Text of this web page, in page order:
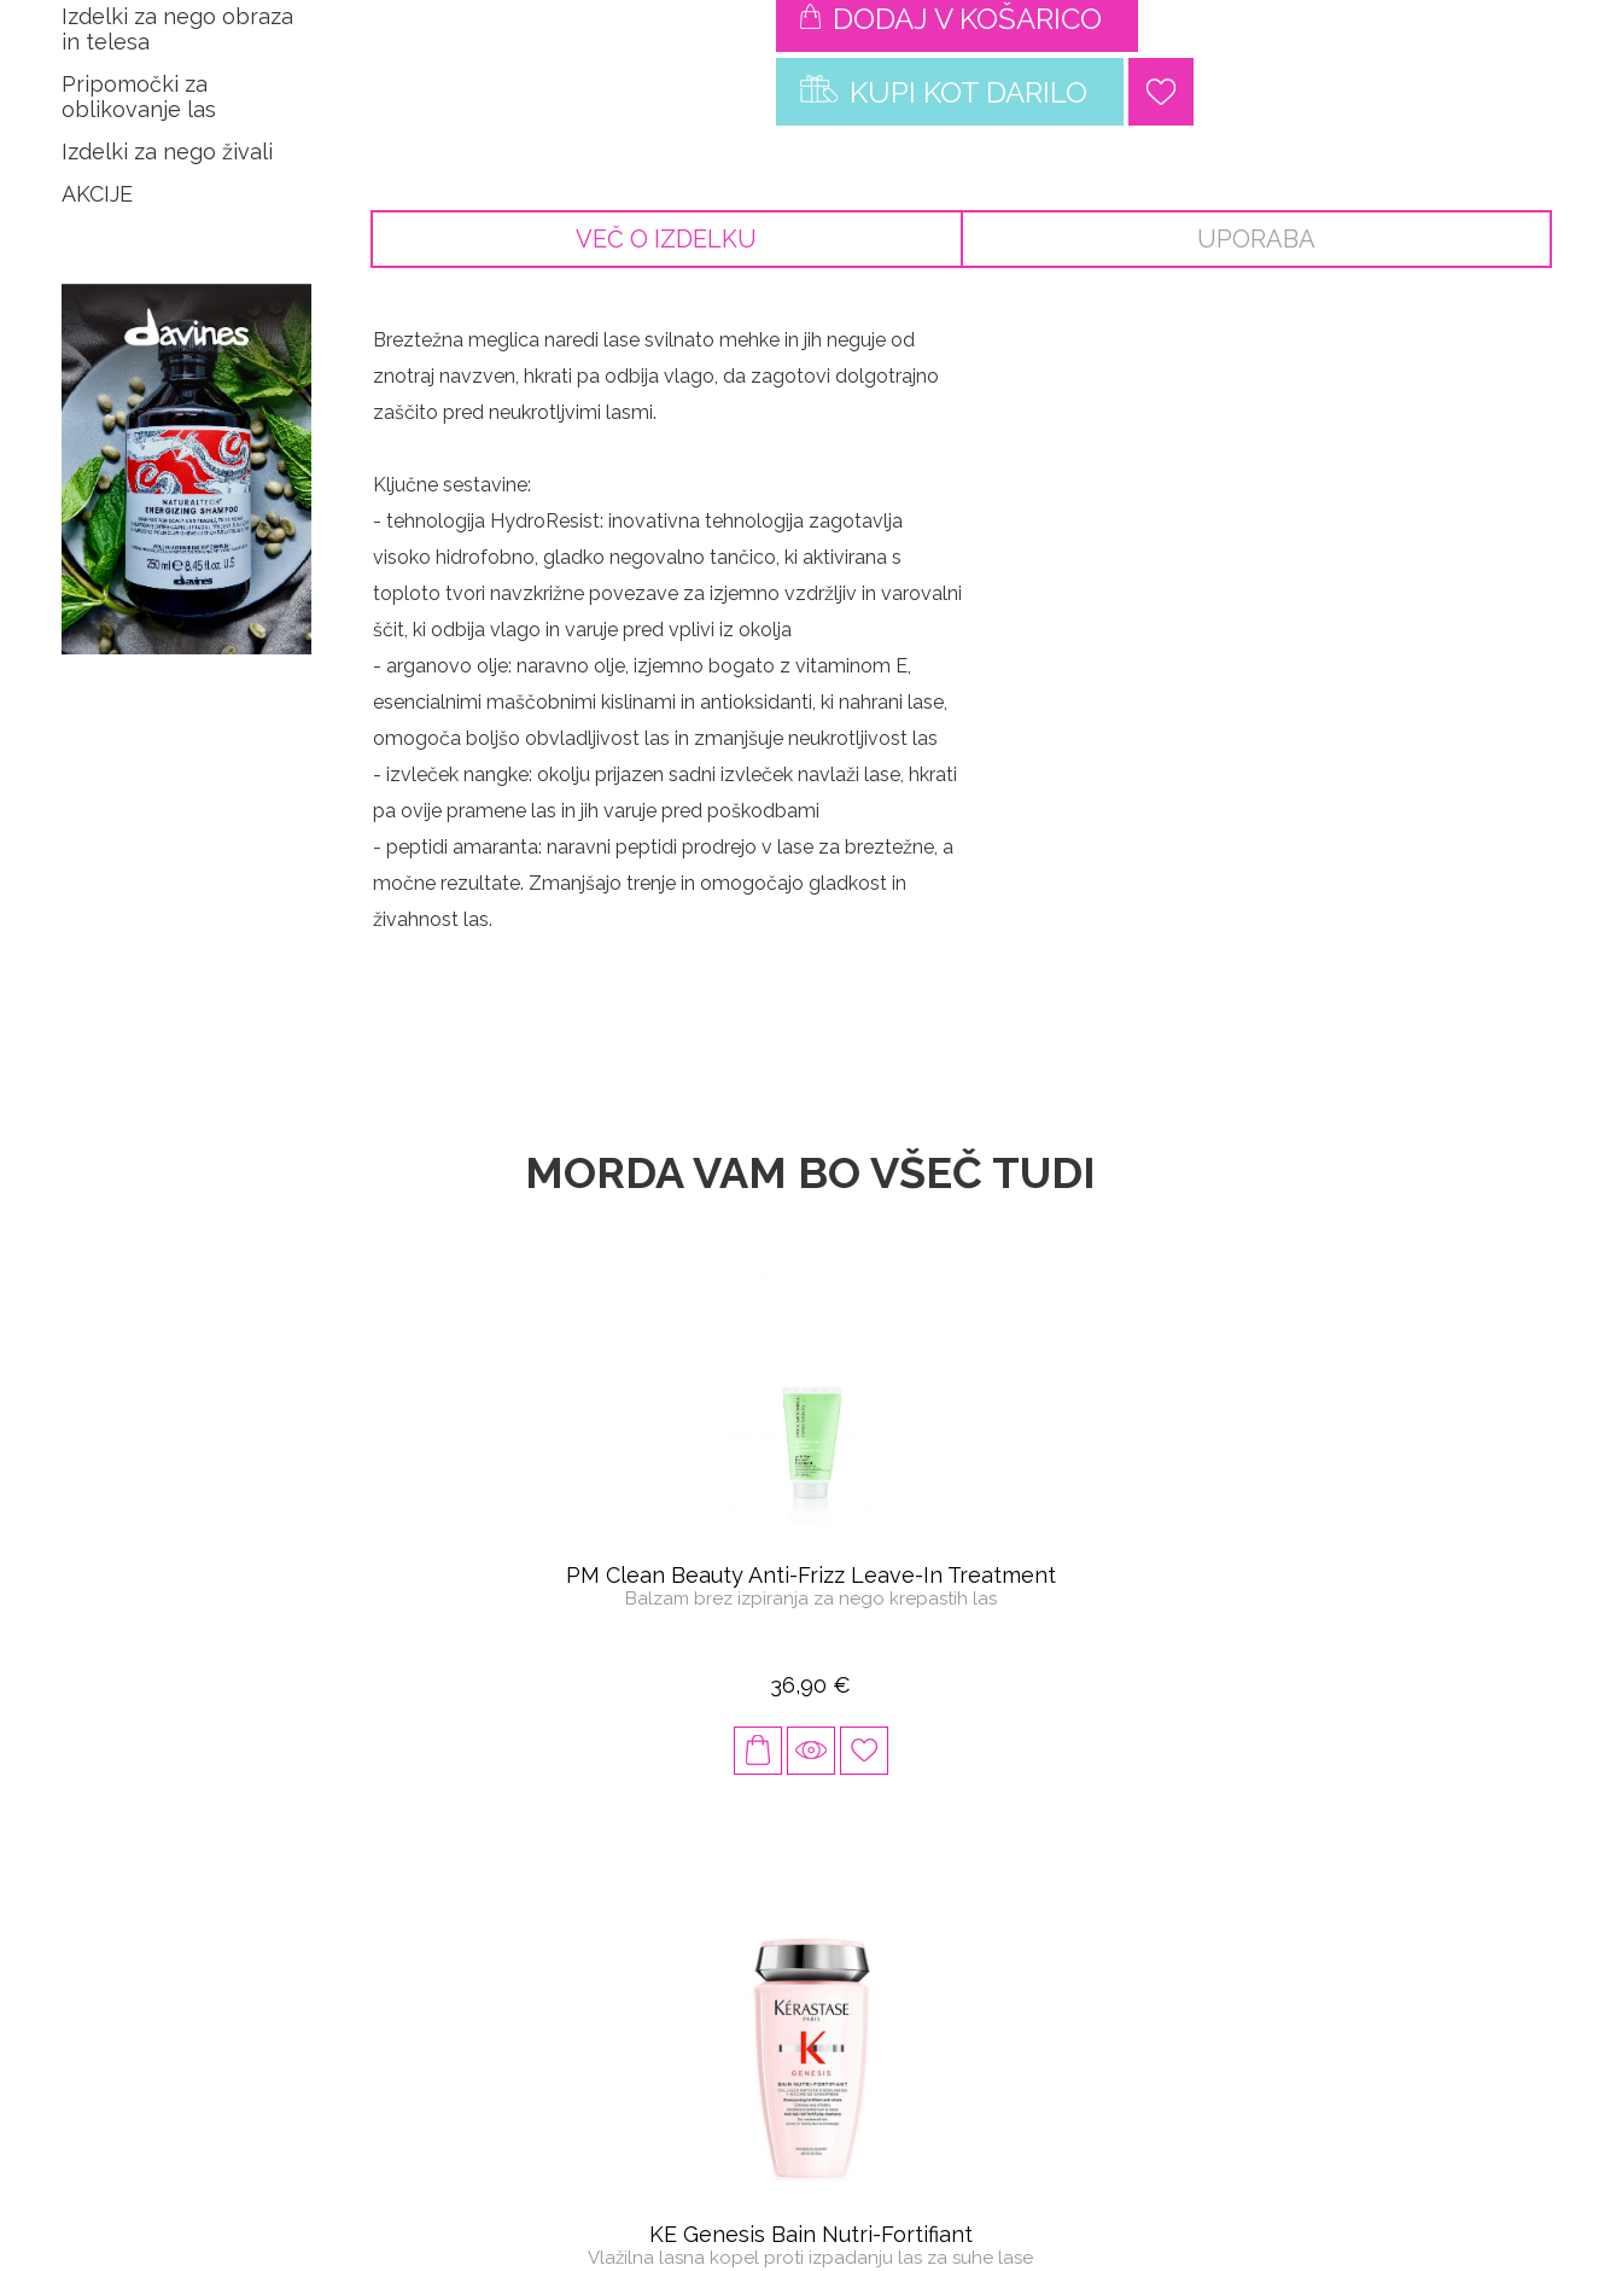
Izdelki za nego obraza
in telesa
Pripomočki za
oblikovanje las
Izdelki za nego živali
AKCIJE
DODAJ V KOŠARICO
KUPI KOT DARILO
VEČ O IZDELKU UPORABA
Breztežna meglica naredi lase svilnato mehke in jih neguje od
znotraj navzven, hkrati pa odbija vlago, da zagotovi dolgotrajno
zaščito pred neukrotljvimi lasmi.
Ključne sestavine:
- tehnologija HydroResist: inovativna tehnologija zagotavlja
visoko hidrofobno, gladko negovalno tančico, ki aktivirana s
toploto tvori navzkrižne povezave za izjemno vzdržljiv in varovalni
ščit, ki odbija vlago in varuje pred vplivi iz okolja
- arganovo olje: naravno olje, izjemno bogato z vitaminom E,
esencialnimi maščobnimi kislinami in antioksidanti, ki nahrani lase,
omogoča boljšo obvladljivost las in zmanjšuje neukrotljivost las
- izvleček nangke: okolju prijazen sadni izvleček navlaži lase, hkrati
pa ovije pramene las in jih varuje pred poškodbami
- peptidi amaranta: naravni peptidi prodrejo v lase za breztežne, a
močne rezultate. Zmanjšajo trenje in omogočajo gladkost in
živahnost las.
MORDA VAM BO VŠEČ TUDI
PM Clean Beauty Anti-Frizz Leave-In Treatment
Balzam brez izpiranja za nego krepastih las
36,90 €
KE Genesis Bain Nutri-Fortifiant
Vlažilna lasna kopel proti izpadanju las za suhe lase